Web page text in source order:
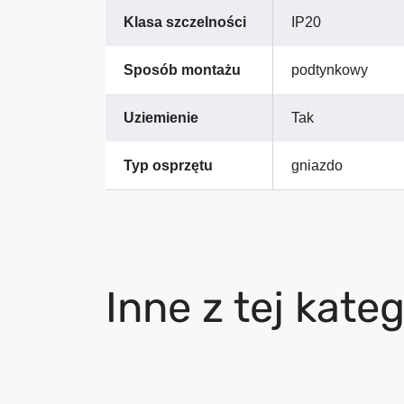
Klasa szczelności IP20
Sposób montażu podtynkowy
Uziemienie Tak
Typ osprzętu gniazdo
Inne z tej